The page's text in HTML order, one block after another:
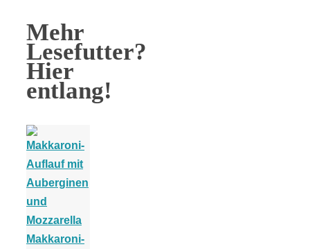
Mehr
Lesefutter?
Hier
entlang!
Makkaroni-